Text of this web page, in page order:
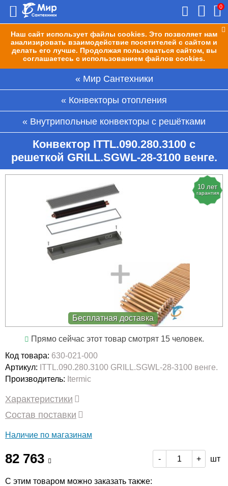
Наш сайт использует файлы cookies. Это позволяет нам
анализировать взаимодействие посетителей с сайтом и
делать его лучше. Продолжая пользоваться сайтом, вы
соглашаетесь с использованием файлов cookies.
0
Мир Сантехники
Конвекторы отопления
Внутрипольные конвекторы с решётками
Конвектор ITTL.090.280.3100 с
решеткой GRILL.SGWL-28-3100 венге.
10 лет
гарантия
Бесплатная доставка
Прямо сейчас этот товар смотрят 15 человек.
Код товара: 630-021-000
Артикул: ITTL.090.280.3100 GRILL.SGWL-28-3100 венге.
Производитель: Itermic
Характеристики
Состав поставки
Наличие по магазинам
82 763 - + шт
С этим товаром можно заказать также: